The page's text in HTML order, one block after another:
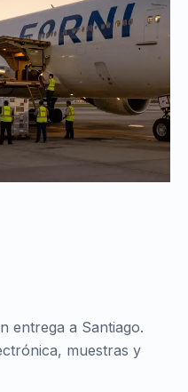
entrega a Santiago.
muestras y